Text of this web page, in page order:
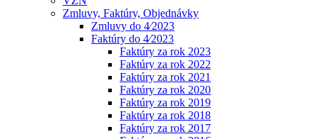
Zmluvy, Faktúry, Objednávky
Zmluvy do 4⁄2023
Faktúry do 4⁄2023
Faktúry za rok 2023
Faktúry za rok 2022
Faktúry za rok 2021
Faktúry za rok 2020
Faktúry za rok 2019
Faktúry za rok 2018
Faktúry za rok 2017